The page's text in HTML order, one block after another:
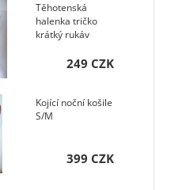
Těhotenská
halenka tričko
krátký rukáv
249 CZK
Kojící noční košile
S/M
399 CZK